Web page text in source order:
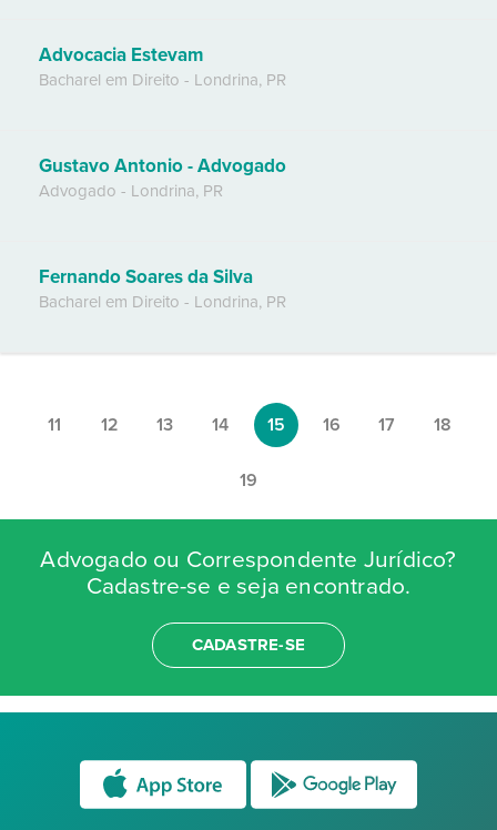
Advocacia Estevam
Bacharel em Direito - Londrina, PR
Gustavo Antonio - Advogado
Advogado - Londrina, PR
Fernando Soares da Silva
Bacharel em Direito - Londrina, PR
11 12 13 14 15 16 17 18
19
Advogado ou Correspondente Jurídico?
Cadastre-se e seja encontrado.
CADASTRE-SE